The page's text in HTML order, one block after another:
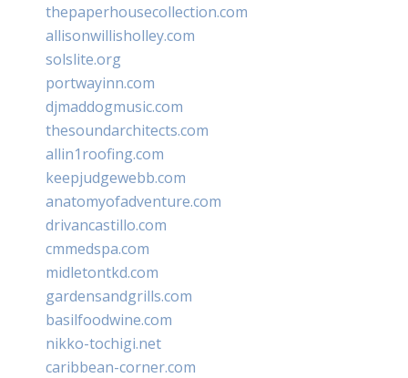
thepaperhousecollection.com
allisonwillisholley.com
solslite.org
portwayinn.com
djmaddogmusic.com
thesoundarchitects.com
allin1roofing.com
keepjudgewebb.com
anatomyofadventure.com
drivancastillo.com
cmmedspa.com
midletontkd.com
gardensandgrills.com
basilfoodwine.com
nikko-tochigi.net
caribbean-corner.com